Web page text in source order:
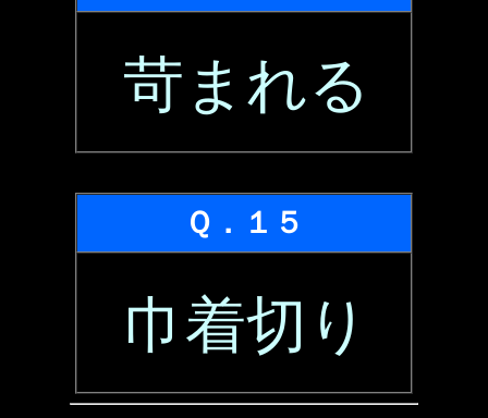
苛まれる
Ｑ．１５
巾着切り